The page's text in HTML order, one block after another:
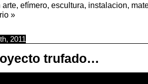
arte, efímero, escultura, instalacion,
»
2011
trufado…